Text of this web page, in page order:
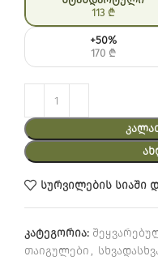
113 ₾
+50%
170 ₾
სურვილების სიაში
კატეგორია:
თაიგულები ,